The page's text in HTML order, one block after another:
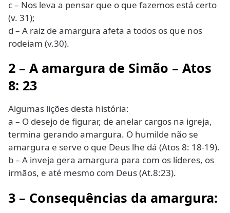
c – Nos leva a pensar que o que fazemos está certo
(v. 31);
d – A raiz de amargura afeta a todos os que nos
rodeiam (v.30).
2 – A amargura de Simão – Atos
8: 23
Algumas lições desta história:
a – O desejo de figurar, de anelar cargos na igreja,
termina gerando amargura. O humilde não se
amargura e serve o que Deus lhe dá (Atos 8: 18-19).
b – A inveja gera amargura para com os líderes, os
irmãos, e até mesmo com Deus (At.8:23).
3 – Consequências da amargura: